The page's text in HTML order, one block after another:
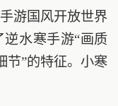
游国风开放世界
水寒手游“画质
节”的特征。小寒